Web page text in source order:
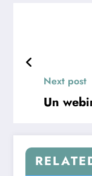
Next post
Un